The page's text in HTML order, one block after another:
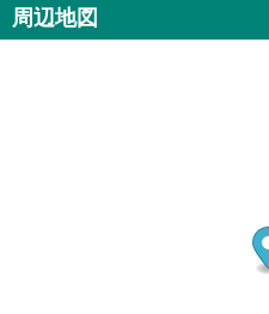
周辺地図